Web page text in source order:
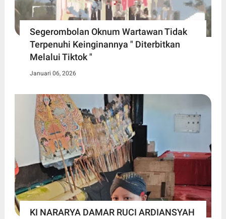
Segerombolan Oknum Wartawan Tidak
Terpenuhi Keinginannya " Diterbitkan
Melalui Tiktok "
Januari 06, 2026
KI NARARYA DAMAR RUCI ARDIANSYAH